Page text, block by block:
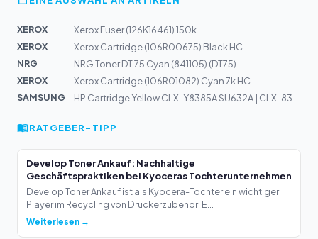
XEROX
Xerox Fuser (126K16461) 150k
XEROX
Xerox Cartridge (106R00675) Black HC
NRG
NRG Toner DT 75 Cyan (841105) (DT75)
XEROX
Xerox Cartridge (106R01082) Cyan 7k HC
SAMSUNG
RATGEBER-TIPP
Develop Toner Ankauf: Nachhaltige
Geschäftspraktiken bei Kyoceras Tochterunternehmen
Develop Toner Ankauf ist als Kyocera-Tochter ein wichtiger
Player im Recycling von Druckerzubehör. E...
Weiterlesen →